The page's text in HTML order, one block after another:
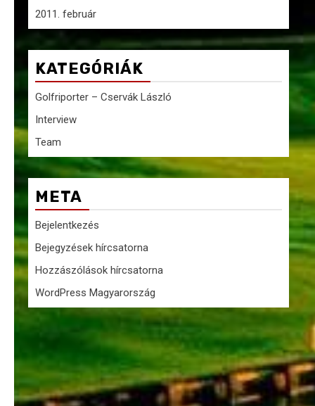
2011. február
KATEGÓRIÁK
Golfriporter – Cservák László
Interview
Team
META
Bejelentkezés
Bejegyzések hírcsatorna
Hozzászólások hírcsatorna
WordPress Magyarország